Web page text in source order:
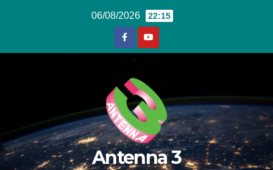
06/08/2026 22:15
Antenna 3